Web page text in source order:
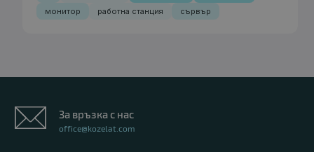
монитор
работна станция сървър
За връзка с нас
office@kozelat.com